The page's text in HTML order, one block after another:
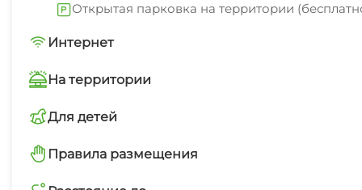
Открытая парковка на территории
Интернет
Wi-Fi интернет в каждом номере
На территории
Интернет Wi-Fi
Семейные номера
Для детей
детский бассейн
Правила размещения